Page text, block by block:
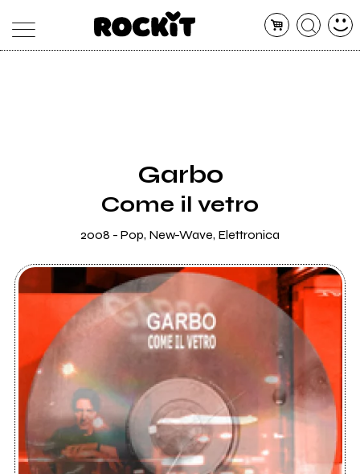
RADIO
Garbo
Come il vetro
2008 - Pop, New-Wave, Elettronica